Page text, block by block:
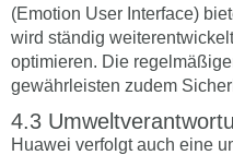
(Emotion User Interface)
wird ständig
optimieren. Die
gewährleisten zudem
Huawei verfolgt auch eine